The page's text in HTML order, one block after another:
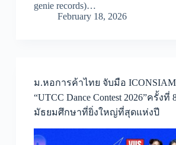
genie records)…
February 18, 2026
ม.หอการค้าไทย จับมือ
“UTCC Dance Contest 2026”ครั้งที่
มัธยมศึกษาที่ยิ่งใหญ่ที่สุดแห่งปี